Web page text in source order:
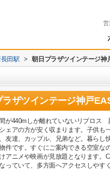
営
田駅 > 朝日プラザツインテージ神
ラザツインテージ神戸
が440mしか離れていないリブロス
ェアの方が安く収まります。子供
友達、カップル、兄弟など。暮らし
件です。すぐにご案内できる空室な
アニメや映画が見放題となります。
っていて、多方面へアクセスしやす